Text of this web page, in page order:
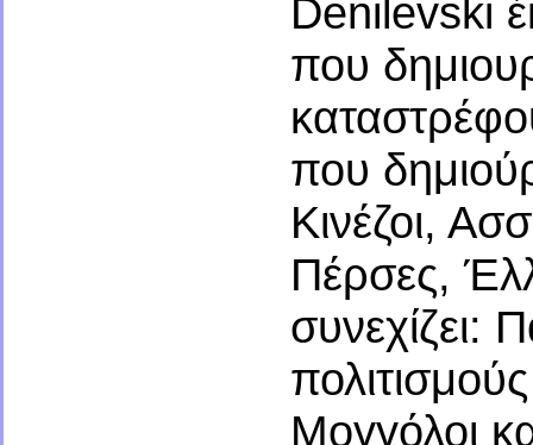
Denilevski
που
που
Κινέζοι,
Πέρσες,
συνεχίζει:
Μογγόλοι